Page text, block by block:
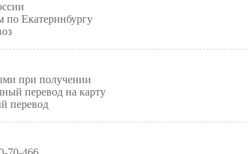
по Екатеринбургу
при получении
перевод на карту
перевод